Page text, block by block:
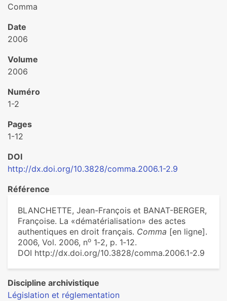
Comma
Date
2006
Volume
2006
Numéro
1-2
Pages
1-12
DOI
http://dx.doi.org/10.3828/comma.2006.1-2.9
Référence
BLANCHETTE, Jean-François et BANAT-BERGER,
Françoise. La «dématérialisation» des actes
authentiques en droit français. Comma [en ligne].
2006, Vol. 2006, no 1‑2, p. 1‑12.
DOI http://dx.doi.org/10.3828/comma.2006.1-2.9
Discipline archivistique
Législation et réglementation